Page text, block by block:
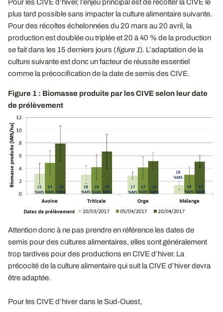
Pour les CIVE d’hiver, l’enjeu principal est de récolter la CIVE le
plus tard possible sans impacter la culture alimentaire suivante.
Pour des récoltes échelonnées du 20 mars au 20 avril, la
production est doublée ou triplée et 20 à 40 % de la production
se fait dans les 15 derniers jours (figure 1). L’adaptation de la
culture suivante est donc un facteur de réussite essentiel
comme la précocification de la date de semis des CIVE.
Figure 1 : Biomasse produite par les CIVE selon leur date
de prélèvement
Attention donc à ne pas prendre en référence les dates de
semis pour des cultures alimentaires, elles sont généralement
trop tardives pour des productions en CIVE d’hiver. La
précocité de la culture alimentaire qui suit la CIVE d’hiver devra
être adaptée.
Pour les CIVE d’hiver dans le Sud-Ouest,